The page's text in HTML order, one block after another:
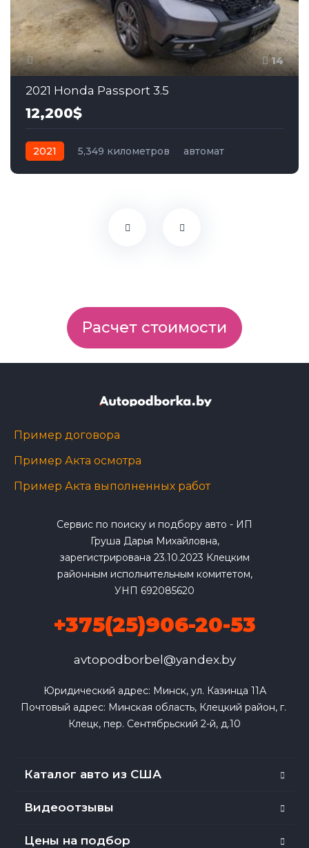
14
2021 Honda Passport 3.5
12,200$
2021 5,349 километров
автомат
Расчет стоимости
Пример договора
Пример Акта осмотра
Пример Акта выполненных работ
Сервис по поиску и подбору авто - ИП
Груша Дарья Михайловна,
зарегистрирована 23.10.2023 Клецким
районным исполнительным комитетом,
УНП 692085620
+375(25)906-20-53
avtopodborbel@yandex.by
Юридический адрес: Минск, ул. Казинца 11А
Почтовый адрес: Минская область, Клецкий район, г.
Клецк, пер. Сентябрьский 2-й, д.10
Каталог авто из США
Видеоотзывы
Цены на подбор